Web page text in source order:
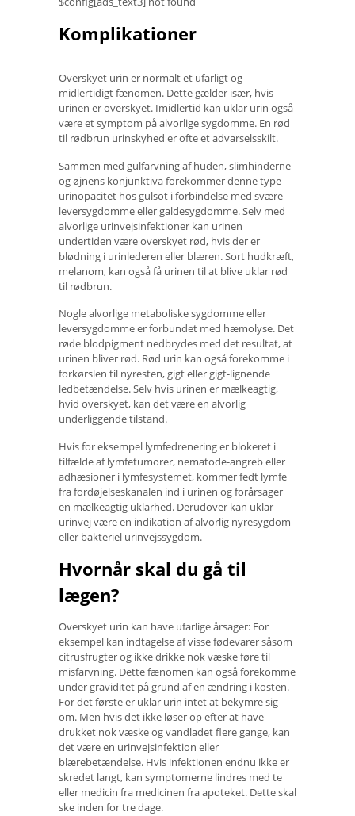
Komplikationer
Overskyet urin er normalt et ufarligt og
midlertidigt fænomen. Dette gælder især, hvis
urinen er overskyet. Imidlertid kan uklar urin også
være et symptom på alvorlige sygdomme. En rød
til rødbrun urinskyhed er ofte et advarselsskilt.
Sammen med gulfarvning af huden, slimhinderne
og øjnens konjunktiva forekommer denne type
urinopacitet hos gulsot i forbindelse med svære
leversygdomme eller galdesygdomme. Selv med
alvorlige urinvejsinfektioner kan urinen
undertiden være overskyet rød, hvis der er
blødning i urinlederen eller blæren. Sort hudkræft,
melanom, kan også få urinen til at blive uklar rød
til rødbrun.
Nogle alvorlige metaboliske sygdomme eller
leversygdomme er forbundet med hæmolyse. Det
røde blodpigment nedbrydes med det resultat, at
urinen bliver rød. Rød urin kan også forekomme i
forkørslen til nyresten, gigt eller gigt-lignende
ledbetændelse. Selv hvis urinen er mælkeagtig,
hvid overskyet, kan det være en alvorlig
underliggende tilstand.
Hvis for eksempel lymfedrenering er blokeret i
tilfælde af lymfetumorer, nematode-angreb eller
adhæsioner i lymfesystemet, kommer fedt lymfe
fra fordøjelseskanalen ind i urinen og forårsager
en mælkeagtig uklarhed. Derudover kan uklar
urinvej være en indikation af alvorlig nyresygdom
eller bakteriel urinvejssygdom.
Hvornår skal du gå til
lægen?
Overskyet urin kan have ufarlige årsager: For
eksempel kan indtagelse af visse fødevarer såsom
citrusfrugter og ikke drikke nok væske føre til
misfarvning. Dette fænomen kan også forekomme
under graviditet på grund af en ændring i kosten.
For det første er uklar urin intet at bekymre sig
om. Men hvis det ikke løser op efter at have
drukket nok væske og vandladet flere gange, kan
det være en urinvejsinfektion eller
blærebetændelse. Hvis infektionen endnu ikke er
skredet langt, kan symptomerne lindres med te
eller medicin fra medicinen fra apoteket. Dette skal
ske inden for tre dage.